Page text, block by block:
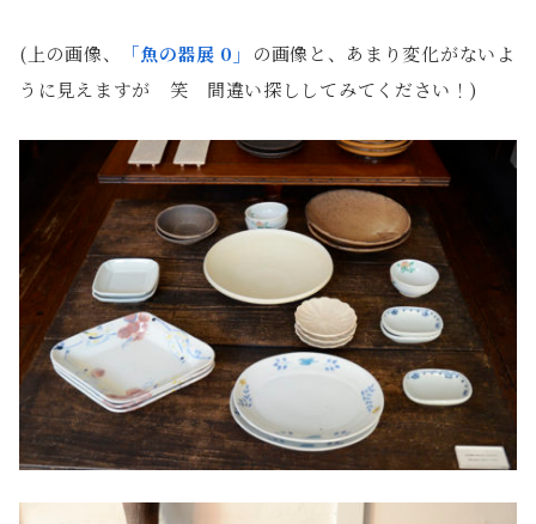
(上の画像、 「魚の器展 0」
の画像と、あまり変化がないよ
うに見えますが 笑 間違い探ししてみてください！)